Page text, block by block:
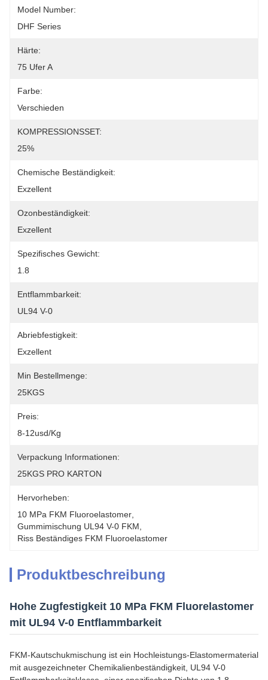
Model Number:
DHF Series
Härte:
75 Ufer A
Farbe:
Verschieden
KOMPRESSIONSSET:
25%
Chemische Beständigkeit:
Exzellent
Ozonbeständigkeit:
Exzellent
Spezifisches Gewicht:
1.8
Entflammbarkeit:
UL94 V-0
Abriebfestigkeit:
Exzellent
Min Bestellmenge:
25KGS
Preis:
8-12usd/kg
Verpackung Informationen:
25KGS PRO KARTON
Hervorheben:
10 MPa FKM Fluoroelastomer
Gummimischung UL94 V-0 FKM
Riss Beständiges FKM Fluoroelastomer
Produktbeschreibung
Hohe Zugfestigkeit 10 MPa FKM Fluorelastomer
mit UL94 V-0 Entflammbarkeit
FKM-Kautschukmischung ist ein Hochleistungs-Elastomermaterial
mit ausgezeichneter Chemikalienbeständigkeit, UL94 V-0